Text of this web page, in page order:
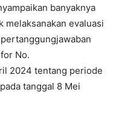
banyaknya
melaksanakan evaluasi
No.
2024 tentang periode
tanggal 8 Mei